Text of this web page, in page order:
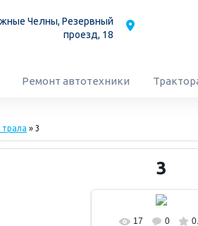
Челны, Резервный
проезд, 18
Ремонт автотехники
» 3
3
17 0